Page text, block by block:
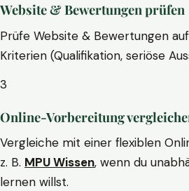
Website & Bewertungen prüfen
Prüfe Website & Bewertungen
Kriterien (Qualifikation, seriöse
3
Online-Vorbereitung
Vergleiche mit einer flexiblen
z. B. MPU Wissen, wenn du
lernen willst.